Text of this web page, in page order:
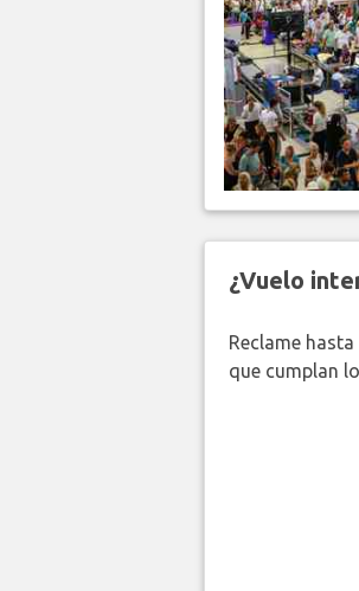
¿Vuelo
Reclame
que cumplan